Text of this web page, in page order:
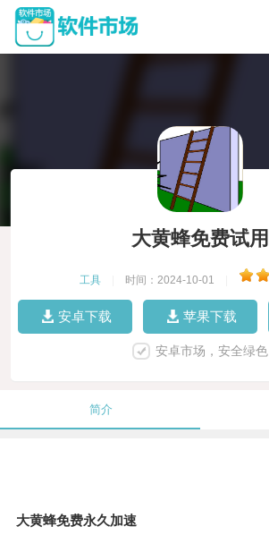
大黄蜂免费试用
工具 时间：2024-10-01
安卓下载 苹果下载
安卓市场，安全绿色
简介
大黄蜂免费永久加速